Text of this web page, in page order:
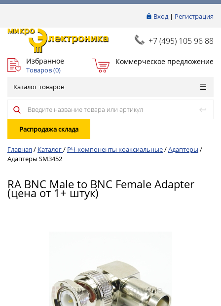
Вход| Регистрация
+7 (495) 105 96 88
Избранное
Товаров (0)
Коммерческое предложение
Каталог товаров
Распродажа склада
Главная / Каталог/ РЧ-компоненты коаксиальные/Адаптеры /
Адаптеры SM3452
RA BNC Male to BNC Female Adapter
(цена от 1+ штук)